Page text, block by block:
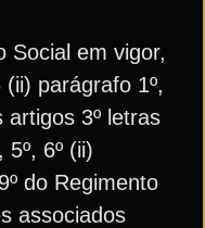
Social em vigor,
parágrafo 1º,
3º letras
5º, 6º (ii)
do Regimento
associados